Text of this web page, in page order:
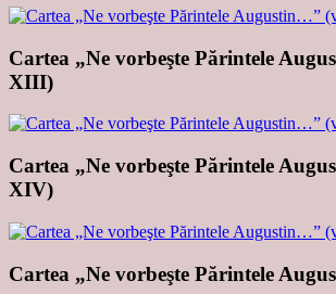
Cartea „Ne vorbeşte Părintele
XIII)
Cartea „Ne vorbeşte Părintele
XIV)
Cartea „Ne vorbeşte Părintele